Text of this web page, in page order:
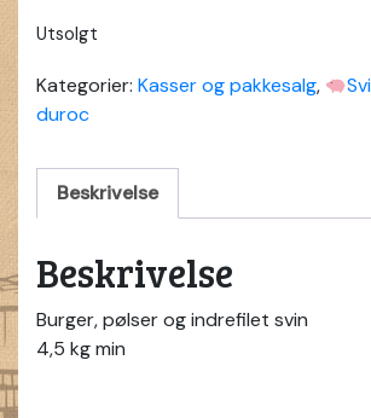
Utsolgt
Kategorier: Kasser og pakkesalg,
duroc
Beskrivelse
Beskrivelse
Burger, pølser og indrefilet svin
4,5 kg min